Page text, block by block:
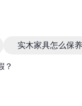
实木家具怎么保养
？